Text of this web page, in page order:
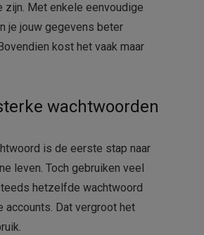
zijn. Met enkele eenvoudige
je jouw gegevens beter
kost het vaak maar
wachtwoorden
is de eerste stap naar
leven. Toch gebruiken veel
hetzelfde wachtwoord
accounts. Dat vergroot het